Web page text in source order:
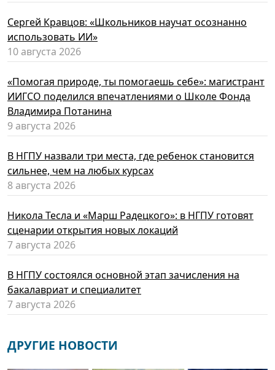
Сергей Кравцов: «Школьников научат осознанно
использовать ИИ»
10 августа 2026
«Помогая природе, ты помогаешь себе»: магистрант
ИИГСО поделился впечатлениями о Школе Фонда
Владимира Потанина
9 августа 2026
В НГПУ назвали три места, где ребенок становится
сильнее, чем на любых курсах
8 августа 2026
Никола Тесла и «Марш Радецкого»: в НГПУ готовят
сценарии открытия новых локаций
7 августа 2026
В НГПУ состоялся основной этап зачисления на
бакалавриат и специалитет
7 августа 2026
ДРУГИЕ НОВОСТИ